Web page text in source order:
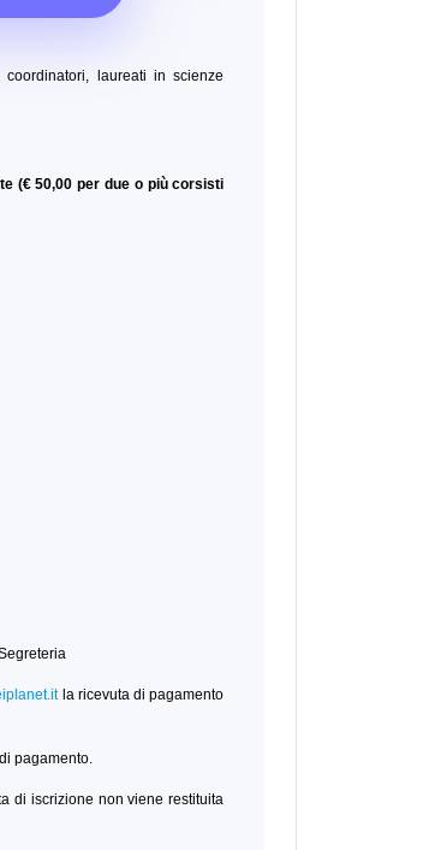
laureati in scienze
(€ 50,00 per due o più corsisti
la ricevuta di pagamento
pagamento.
di iscrizione non viene restituita